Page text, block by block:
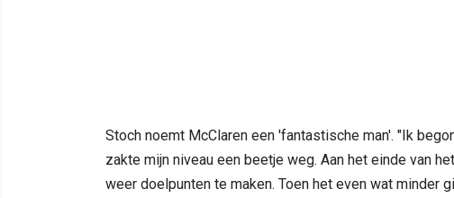
Stoch noemt McClaren een 'fantastische man'. "Ik
zakte mijn niveau een beetje weg. Aan het einde van
weer doelpunten te maken. Toen het even wat minder